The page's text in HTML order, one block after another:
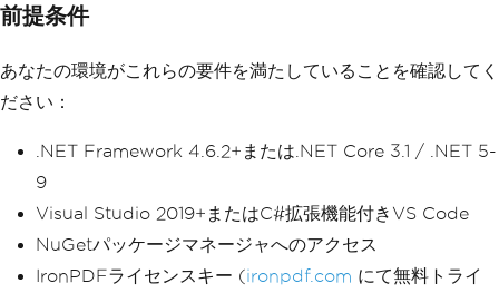
前提条件
あなたの環境がこれらの要件を満たしていることを確認してく
ださい：
.NET Framework 4.6.2+または.NET Core 3.1 / .NET 5-
9
Visual Studio 2019+またはC#拡張機能付きVS Code
NuGetパッケージマネージャへのアクセス
IronPDFライセンスキー (ironpdf.com にて無料トライ